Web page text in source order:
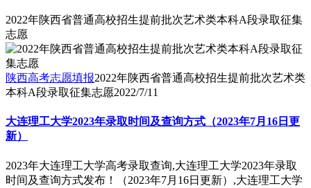
2022年陕西省普通高校招生提前批次艺术类本科A段录取征集
志愿
陕西高考志愿填报2022年陕西省普通高校招生提前批次艺术类
本科A段录取征集志愿2022/7/11
大连理工大学2023年录取时间及查询方式（2023年7月16日更
新）
2023年大连理工大学高考录取查询,大连理工大学2023年录取
时间及查询方式发布！（2023年7月16日更新）,大连理工大学